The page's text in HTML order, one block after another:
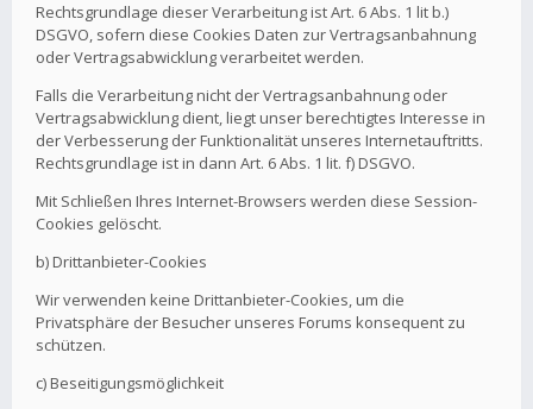
Rechtsgrundlage dieser Verarbeitung ist Art. 6 Abs. 1 lit b.)
DSGVO, sofern diese Cookies Daten zur Vertragsanbahnung
oder Vertragsabwicklung verarbeitet werden.
Falls die Verarbeitung nicht der Vertragsanbahnung oder
Vertragsabwicklung dient, liegt unser berechtigtes Interesse in
der Verbesserung der Funktionalität unseres Internetauftritts.
Rechtsgrundlage ist in dann Art. 6 Abs. 1 lit. f) DSGVO.
Mit Schließen Ihres Internet-Browsers werden diese Session-
Cookies gelöscht.
b) Drittanbieter-Cookies
Wir verwenden keine Drittanbieter-Cookies, um die
Privatsphäre der Besucher unseres Forums konsequent zu
schützen.
c) Beseitigungsmöglichkeit